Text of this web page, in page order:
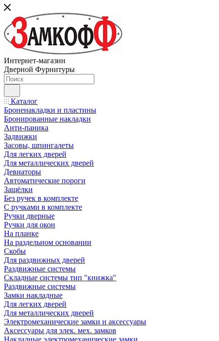
Интернет-магазин
Дверной Фурнитуры
Каталог
Броненакладки и пластины
Бронированные накладки
Анти-паника
Задвижки
Засовы, шпингалеты
Для легких дверей
Для металлических дверей
Девиаторы
Автоматические пороги
Защёлки
Без ручек в комплекте
С ручками в комплекте
Ручки дверные
Ручки для окон
На планке
На раздельном основании
Скобы
Для раздвижных дверей
Раздвижные системы
Складные системы тип "книжка"
Раздвижные системы
Замки накладные
Для легких дверей
Для металлических дверей
Электромеханические замки и аксессуары
Аксессуары для элек. мех. замков
Накладные электромеханические замки